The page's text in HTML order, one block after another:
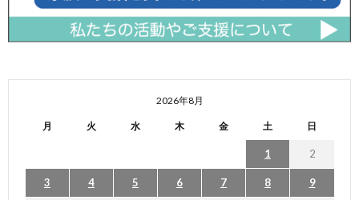
2026年8月
月 火 水 木 金 土 日
1 2
3 4 5 6 7 8 9